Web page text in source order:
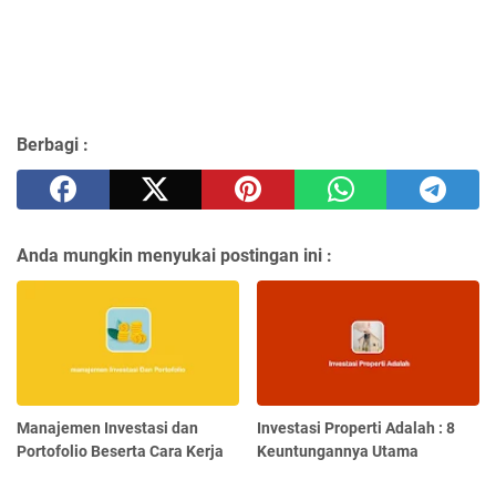
Berbagi :
Anda mungkin menyukai postingan ini :
Manajemen Investasi dan
Portofolio Beserta Cara Kerja
Investasi Properti Adalah : 8
Keuntungannya Utama